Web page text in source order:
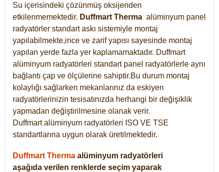
Su içerisindeki çözünmüş oksijenden
etkilenmemektedir. Duffmart Therma alüminyum panel
radyatörler standart askı sistemiyle montaj
yapılabilmekte,ince ve zarif yapısı sayesinde montaj
yapılan yerde fazla yer kaplamamaktadır. Duffmart
alüminyum radyatörleri standart panel radyatörlerle aynı
bağlantı çap ve ölçülerine sahiptir.Bu durum montaj
kolaylığı sağlarken mekanlarınız da eskiyen
radyatörlerinizin tesisatınızda herhangi bir değişiklik
yapmadan değiştirilmesine olanak verir.
Duffmart alüminyum radyatörleri ISO VE TSE
standartlarına uygun olarak üretilmektedir.
Duffmart Therma alüminyum radyatörleri
aşağıda verilen renklerde seçim yaparak